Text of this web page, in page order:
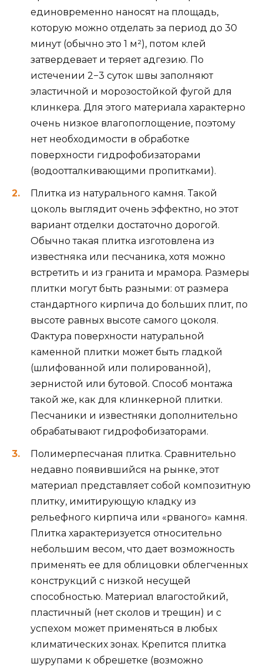
единовременно наносят на площадь,
которую можно отделать за период до 30
минут (обычно это 1 м²), потом клей
затвердевает и теряет адгезию. По
истечении 2−3 суток швы заполняют
эластичной и морозостойкой фугой для
клинкера. Для этого материала характерно
очень низкое влагопоглощение, поэтому
нет необходимости в обработке
поверхности гидрофобизаторами
(водоотталкивающими пропитками).
Плитка из натурального камня. Такой
цоколь выглядит очень эффектно, но этот
вариант отделки достаточно дорогой.
Обычно такая плитка изготовлена из
известняка или песчаника, хотя можно
встретить и из гранита и мрамора. Размеры
плитки могут быть разными: от размера
стандартного кирпича до больших плит, по
высоте равных высоте самого цоколя.
Фактура поверхности натуральной
каменной плитки может быть гладкой
(шлифованной или полированной),
зернистой или бутовой. Способ монтажа
такой же, как для клинкерной плитки.
Песчаники и известняки дополнительно
обрабатывают гидрофобизаторами.
Полимерпесчаная плитка. Сравнительно
недавно появившийся на рынке, этот
материал представляет собой композитную
плитку, имитирующую кладку из
рельефного кирпича или «рваного» камня.
Плитка характеризуется относительно
небольшим весом, что дает возможность
применять ее для облицовки облегченных
конструкций с низкой несущей
способностью. Материал влагостойкий,
пластичный (нет сколов и трещин) и с
успехом может применяться в любых
климатических зонах. Крепится плитка
шурупами к обрешетке (возможно